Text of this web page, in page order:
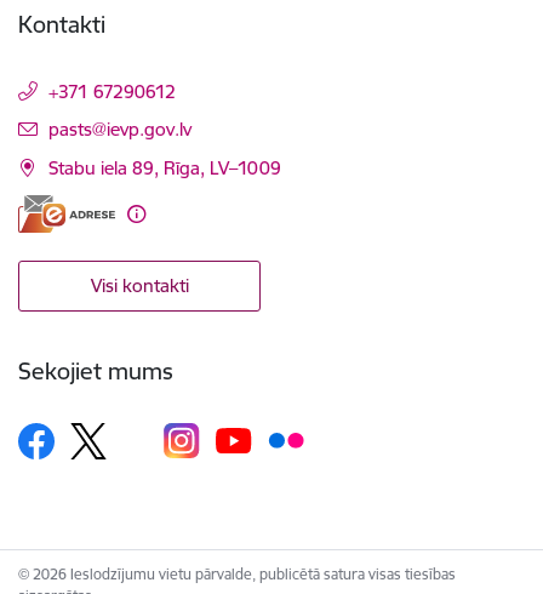
Kontakti
+371 67290612
E-pasts:
pasts@ievp.gov.lv
Stabu iela 89, Rīga, LV–1009
Visi kontakti
Sekojiet mums
© 2026 Ieslodzījumu vietu pārvalde, publicētā satura visas tiesības